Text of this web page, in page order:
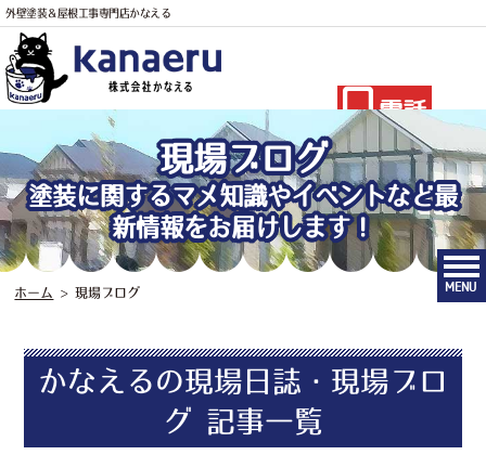
外壁塗装＆屋根工事専門店かなえる
電話
MENU
現場ブログ
塗装に関するマメ知識やイベントなど最
新情報をお届けします！
ホーム >現場ブログ
かなえるの現場日誌・現場ブロ
グ 記事一覧